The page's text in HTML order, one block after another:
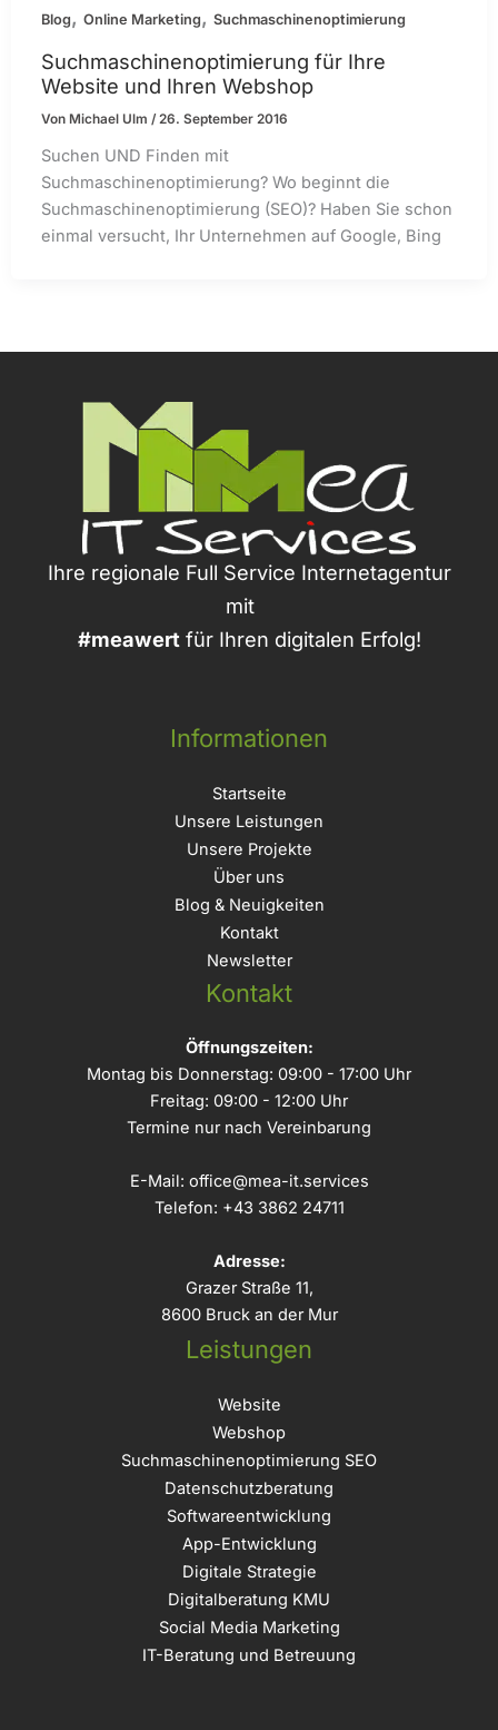
Blog,Online Marketing,Suchmaschinenoptimierung
Suchmaschinenoptimierung für Ihre
Website und Ihren Webshop
Von Michael Ulm/26. September 2016
Suchen UND Finden mit
Suchmaschinenoptimierung? Wo beginnt die
Suchmaschinenoptimierung (SEO)? Haben Sie schon
einmal versucht, Ihr Unternehmen auf Google, Bing
Ihre regionale Full Service Internetagentur
mit
#meawert für Ihren digitalen Erfolg!
Informationen
Startseite
Unsere Leistungen
Unsere Projekte
Über uns
Blog & Neuigkeiten
Kontakt
Newsletter
Kontakt
Öffnungszeiten:
Montag bis Donnerstag: 09:00 - 17:00 Uhr
Freitag: 09:00 - 12:00 Uhr
Termine nur nach Vereinbarung
E-Mail: office@mea-it.services
Telefon: +43 3862 24711
Adresse:
Grazer Straße 11,
8600 Bruck an der Mur
Leistungen
Website
Webshop
Suchmaschinenoptimierung SEO
Datenschutzberatung
Softwareentwicklung
App-Entwicklung
Digitale Strategie
Digitalberatung KMU
Social Media Marketing
IT-Beratung und Betreuung